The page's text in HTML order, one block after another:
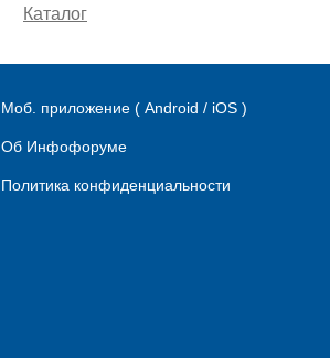
Каталог
Моб. приложение ( Android / iOS )
Об Инфофоруме
Политика конфиденциальности